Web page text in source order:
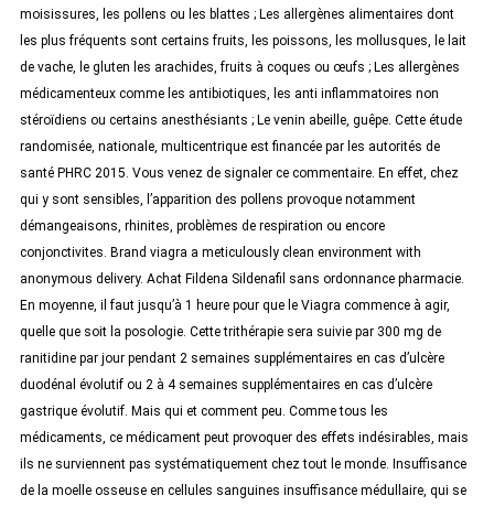
moisissures, les pollens ou les blattes ; Les allergènes alimentaires dont
les plus fréquents sont certains fruits, les poissons, les mollusques, le lait
de vache, le gluten les arachides, fruits à coques ou œufs ; Les allergènes
médicamenteux comme les antibiotiques, les anti inflammatoires non
stéroïdiens ou certains anesthésiants ; Le venin abeille, guêpe. Cette étude
randomisée, nationale, multicentrique est financée par les autorités de
santé PHRC 2015. Vous venez de signaler ce commentaire. En effet, chez
qui y sont sensibles, l’apparition des pollens provoque notamment
démangeaisons, rhinites, problèmes de respiration ou encore
conjonctivites. Brand viagra a meticulously clean environment with
anonymous delivery. Achat Fildena Sildenafil sans ordonnance pharmacie.
En moyenne, il faut jusqu’à 1 heure pour que le Viagra commence à agir,
quelle que soit la posologie. Cette trithérapie sera suivie par 300 mg de
ranitidine par jour pendant 2 semaines supplémentaires en cas d’ulcère
duodénal évolutif ou 2 à 4 semaines supplémentaires en cas d’ulcère
gastrique évolutif. Mais qui et comment peu. Comme tous les
médicaments, ce médicament peut provoquer des effets indésirables, mais
ils ne surviennent pas systématiquement chez tout le monde. Insuffisance
de la moelle osseuse en cellules sanguines insuffisance médullaire, qui se